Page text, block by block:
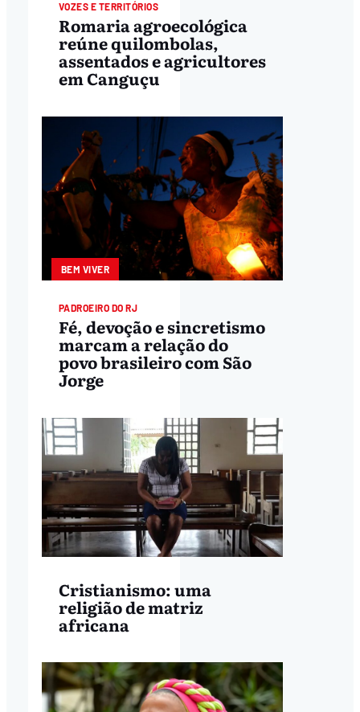
VOZES E TERRITÓRIOS
Romaria agroecológica
reúne quilombolas,
assentados e agricultores
em Canguçu
BEM VIVER
PADROEIRO DO RJ
Fé, devoção e sincretismo
marcam a relação do
povo brasileiro com São
Jorge
Cristianismo: uma
religião de matriz
africana